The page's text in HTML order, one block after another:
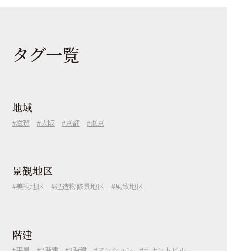
タグ一覧
地域
滋賀 大阪 京都 東京
景観地区
美観地区 建造物修景地区 風致地区
階建